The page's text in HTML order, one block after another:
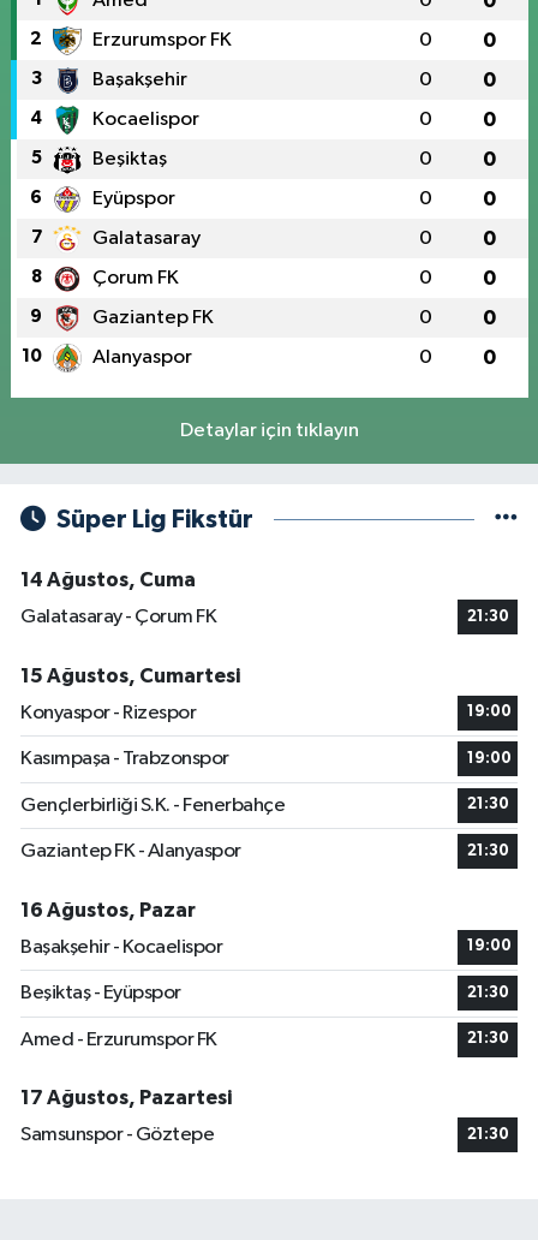
2 Erzurumspor FK 0 0
3 Başakşehir 0 0
4 Kocaelispor 0 0
5 Beşiktaş 0 0
6 Eyüpspor 0 0
7 Galatasaray 0 0
8 Çorum FK 0 0
9 Gaziantep FK 0 0
10 Alanyaspor 0 0
Detaylar için tıklayın
Süper Lig Fikstür
14 Ağustos, Cuma
Galatasaray - Çorum FK
21:30
15 Ağustos, Cumartesi
Konyaspor - Rizespor
19:00
Kasımpaşa - Trabzonspor 19:00
Gençlerbirliği S.K. - Fenerbahçe 21:30
Gaziantep FK - Alanyaspor 21:30
16 Ağustos, Pazar
Başakşehir - Kocaelispor
19:00
Beşiktaş - Eyüpspor 21:30
Amed - Erzurumspor FK 21:30
17 Ağustos, Pazartesi
Samsunspor - Göztepe
21:30